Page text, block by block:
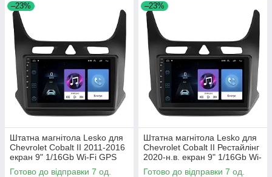
–23%
Штатна магнітола Lesko для
Chevrolet Cobalt II 2011-2016
екран 9" 1/16Gb Wi-Fi GPS
Base Шевроле Кобальт 7 шт.
Готово до відправки 7 од.
–23%
Штатна магнітола Lesko для
Chevrolet Cobalt II Рестайлінг
2020-н.в. екран 9" 1/16Gb Wi-
Fi GPS Base 7 шт.
Готово до відправки 7 од.